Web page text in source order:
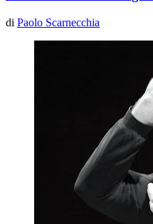
di Paolo Scarnecchia